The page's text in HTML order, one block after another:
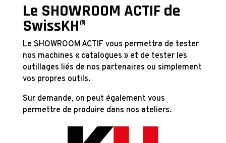
Le SHOWROOM ACTIF de
SwissKH®
Le SHOWROOM ACTIF vous permettra de tester
nos machines « catalogues » et de tester les
outillages liés de nos partenaires ou simplement
vos propres outils.
Sur demande, on peut également vous
permettre de produire dans nos ateliers.